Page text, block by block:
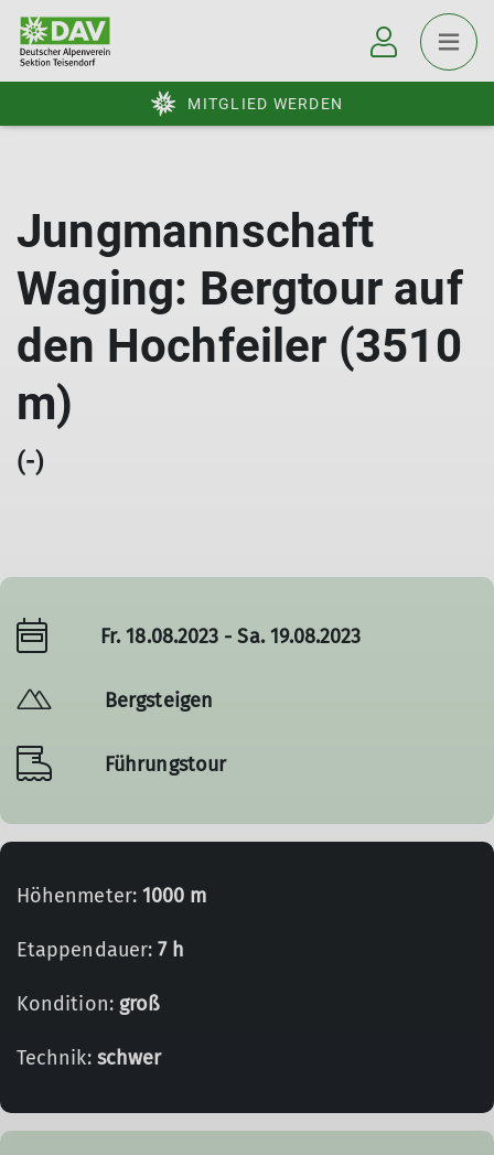
MITGLIED WERDEN
Jungmannschaft
Waging: Bergtour auf
den Hochfeiler (3510
m)
(-)
Fr. 18.08.2023 - Sa. 19.08.2023
Bergsteigen
Führungstour
Höhenmeter: 1000 m
Etappendauer:7 h
Kondition: groß
Technik: schwer